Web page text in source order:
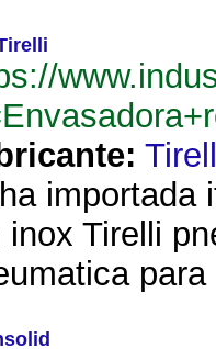
importada
inox Tirelli